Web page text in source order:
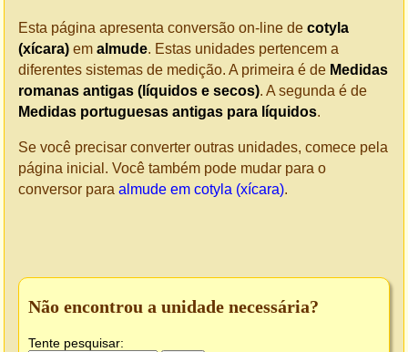
Esta página apresenta conversão on-line de cotyla
(xícara) em almude. Estas unidades pertencem a
diferentes sistemas de medição. A primeira é de Medidas
romanas antigas (líquidos e secos). A segunda é de
Medidas portuguesas antigas para líquidos.
Se você precisar converter outras unidades, comece pela
página inicial. Você também pode mudar para o
conversor para almude em cotyla (xícara).
Não encontrou a unidade necessária?
Tente pesquisar: